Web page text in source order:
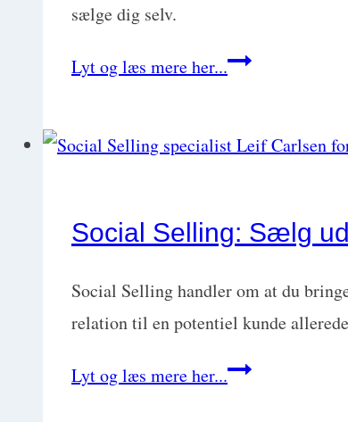
sælge dig selv.
Lyt og læs mere her...Skriv
på
med
Tanya
Dick
Social Selling: Sælg
Social Selling handler om at du
relation til en potentiel kunde
Lyt og læs mere her...Social